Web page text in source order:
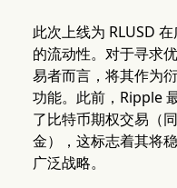
此次上线为 RLUSD
的流动性。对于寻求
易者而言，将其作为
功能。此前，Ripple
了比特币期权交易（
金），这标志着其将
广泛战略。